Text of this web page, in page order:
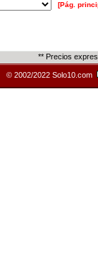
[Pág.
** Precios
© 2002/2022 Solo10.com